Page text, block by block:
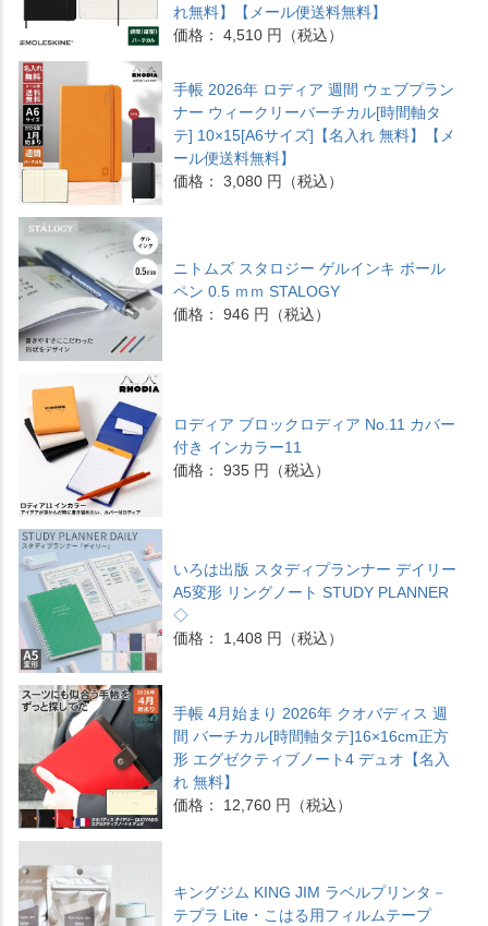
れ無料】【メール便送料無料】
価格： 4,510 円（税込）
手帳 2026年 ロディア 週間 ウェブプラン
ナー ウィークリーバーチカル[時間軸タ
テ] 10×15[A6サイズ]【名入れ 無料】【メ
ール便送料無料】
価格： 3,080 円（税込）
ニトムズ スタロジー ゲルインキ ボール
ペン 0.5 ｍｍ STALOGY
価格： 946 円（税込）
ロディア ブロックロディア No.11 カバー
付き インカラー11
価格： 935 円（税込）
いろは出版 スタディプランナー デイリー
A5変形 リングノート STUDY PLANNER
◇
価格： 1,408 円（税込）
手帳 4月始まり 2026年 クオバディス 週
間 バーチカル[時間軸タテ]16×16cm正方
形 エグゼクティブノート4 デュオ【名入
れ 無料】
価格： 12,760 円（税込）
キングジム KING JIM ラベルプリンタ－
テプラ Lite・こはる用フィルムテープ